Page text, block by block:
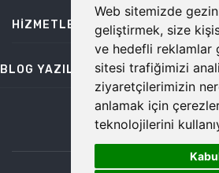
Web sitemizde
geliştirmek, size
ve hedefli reklamlar
sitesi trafiğimizi
ziyaretçilerimizin
anlamak için
teknolojilerini
HIZMETLER
BLOG YAZILARI
bilgi@temiz.co